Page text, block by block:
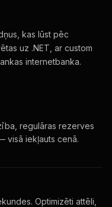
kas lūst pēc
uz .NET, ar custom
internetbanka.
regulāras rezerves
visā iekļauts cenā.
Optimizēti attēli,